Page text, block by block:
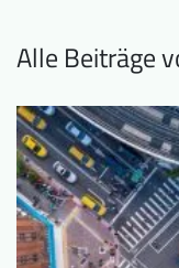
Alle Beiträge